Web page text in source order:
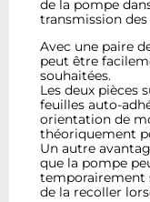
de la pompe
transmission
Avec une paire
peut être
souhaitées.
Les deux pièces
feuilles auto-
orientation de
théoriquement
Un autre
que la pompe
temporairement
de la recoller